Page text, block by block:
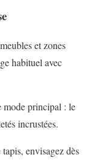
et zones
habituel avec
mode principal : le
incrustées.
envisagez dès